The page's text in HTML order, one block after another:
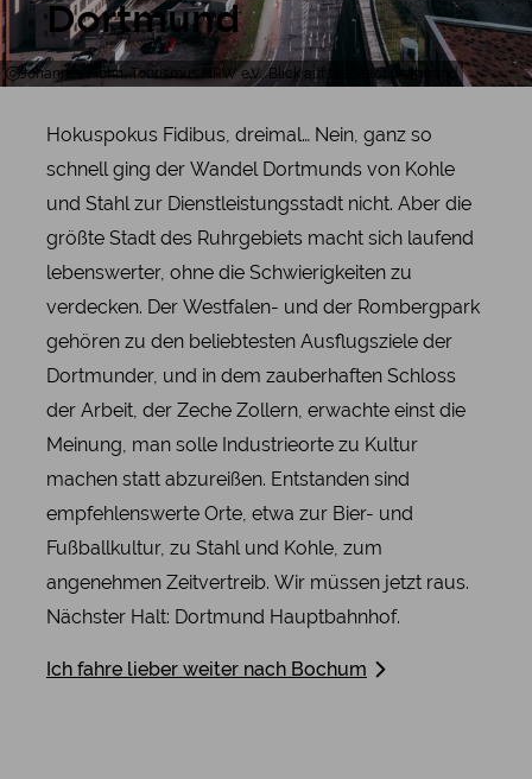
Johannes Höhn, Tourismus NRW e.V., Blick auf die Stadt Dortmund
Dortmund
Hokuspokus Fidibus, dreimal… Nein, ganz so
schnell ging der Wandel Dortmunds von Kohle
und Stahl zur Dienstleistungsstadt nicht. Aber die
größte Stadt des Ruhrgebiets macht sich laufend
lebenswerter, ohne die Schwierigkeiten zu
verdecken. Der Westfalen- und der Rombergpark
gehören zu den beliebtesten Ausflugsziele der
Dortmunder, und in dem zauberhaften Schloss
der Arbeit, der Zeche Zollern, erwachte einst die
Meinung, man solle Industrieorte zu Kultur
machen statt abzureißen. Entstanden sind
empfehlenswerte Orte, etwa zur Bier- und
Fußballkultur, zu Stahl und Kohle, zum
angenehmen Zeitvertreib. Wir müssen jetzt raus.
Nächster Halt: Dortmund Hauptbahnhof.
Ich fahre lieber weiter nach Bochum